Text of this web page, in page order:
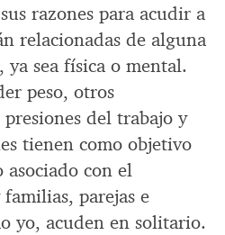
razones para acudir a
relacionadas de alguna
sea física o mental.
peso, otros
presiones del trabajo y
tienen como objetivo
con el
parejas e
yo, acuden en solitario.